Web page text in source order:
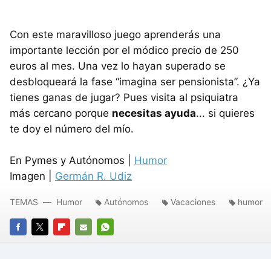
Con este maravilloso juego aprenderás una
importante lección por el módico precio de 250
euros al mes. Una vez lo hayan superado se
desbloqueará la fase “imagina ser pensionista”. ¿Ya
tienes ganas de jugar? Pues visita al psiquiatra
más cercano porque necesitas ayuda... si quieres
te doy el número del mío.
En Pymes y Autónomos | Humor
Imagen | Germán R. Udiz
FACEBOOK
TWITTERFLIPBOARD
E-
WHATSAPP
TEMAS Humor Autónomos Vacaciones humor